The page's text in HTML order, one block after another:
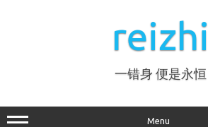
reizhi
一错身 便是永恒
Menu